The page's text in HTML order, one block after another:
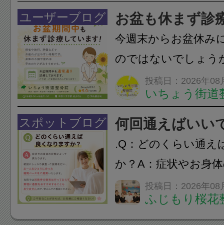
結！数多くの団体が
店街を舞台に最高の
ユーザーブログ お盆も休まず診
今週末からお盆休み
のではないでしょう
長時間の運転などで
痛・足の疲れが出や
いちょう街道整骨院
も通常通り診療して
みの...
投稿日：2026年08
いちょう街道
スポットブログ 何回通えばいい
.Q：どのくらい通え
か？A：症状やお身
異なります。初回に
ご説明を行い、お一
投稿日：2026年08
ふじもり桜花